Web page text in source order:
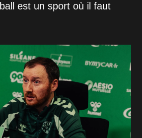
est un sport où il faut